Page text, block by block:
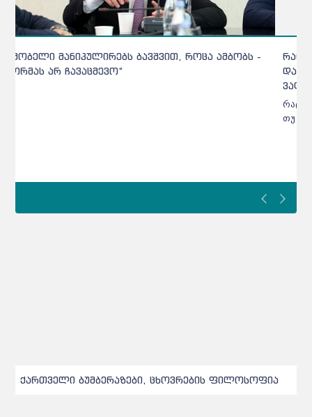
რატომ ითხოვენ სკოლები ეროვნულების შედეგებს
და აქვთ თუ არა აბიტურიენტებს ქულების თქმის
რატომ ითხოვენ სკოლები საგამოცდო შედეგებს და აქვთ
ქართველი ბუმბერაზები, ცხოვრების ფილოსოფია